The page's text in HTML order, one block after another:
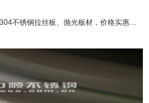
无锡力顺不锈钢拉丝板201、316L、304不锈钢拉丝板、抛光板材，价格实惠，保